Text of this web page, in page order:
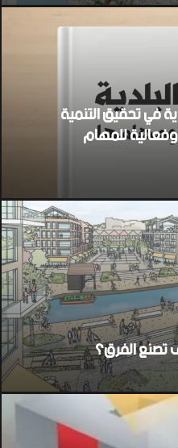
في تحقيق التنمية
للمهام
تصنع الفرق؟